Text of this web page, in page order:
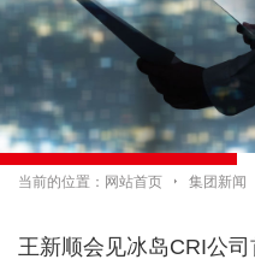
当前的位置： 网站首页  集团新闻
王新顺会见冰岛CRI公